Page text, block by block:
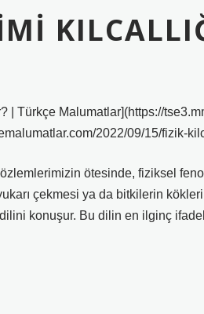
| Türkçe Malumatlar](https://
2022/09/15/fizik-
ötesinde, fiziksel
çekmesi ya da bitkilerin
konuşur. Bu dilin en ilginç